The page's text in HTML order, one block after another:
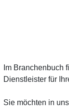
Im Branchenbuch
Dienstleister für
Sie möchten in